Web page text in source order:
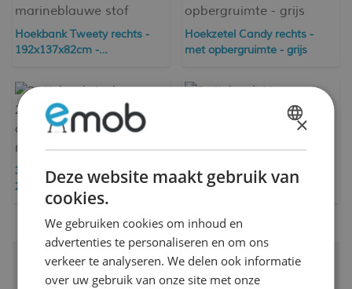
Hoekbank Tweety rechts -
192x137x82cm -
Hoekzetel Candy rechts -
met opbergruimte - grijs
3-zitsbank Josh -
239x86x85cm - met
opbergruimte - antraciet
ribfluweel
3-zitsbank Lino -
180x78x92cm - beige stof
30 dagen bedenktijd
Gratis bezorging en retour
×
Deze website maakt gebruik van
cookies.
We gebruiken cookies om inhoud en
advertenties te personaliseren en om ons
verkeer te analyseren. We delen ook informatie
over uw gebruik van onze site met onze